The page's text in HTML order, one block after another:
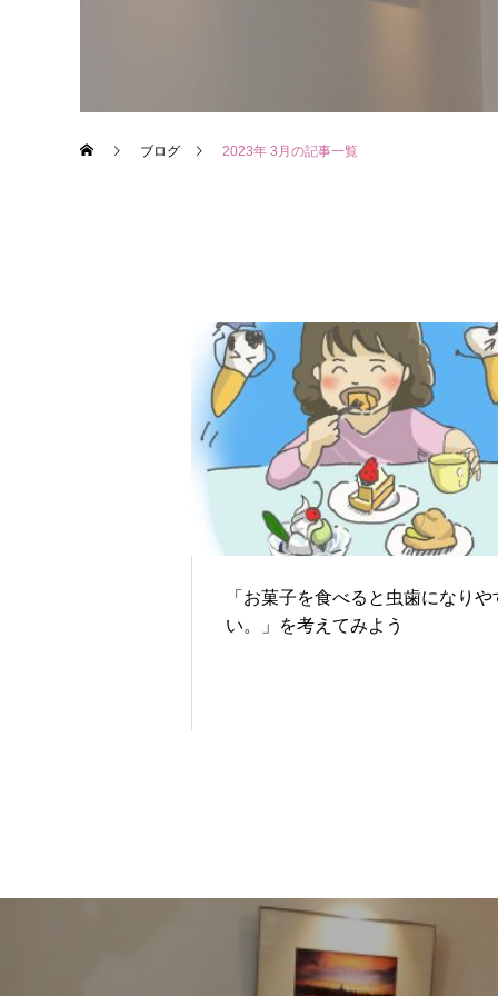
ブログ 2023年 3月の記事一覧
「お菓子を食べると虫歯になりや
い。」を考えてみよう